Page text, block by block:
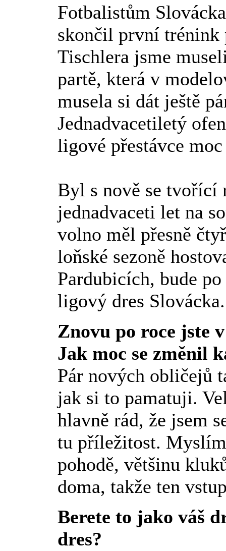
Fotbalistům Slovácka
skončil první trénink
Tischlera jsme
partě, která v
musela si dát ještě
Jednadvacetiletý
ligové přestávce
Byl s nově se tvořící
jednadvaceti let na
volno měl přesně
loňské sezoně
Pardubicích, bude
ligový dres Slovácka.
Znovu po roce jste
Jak moc se změnil
Pár nových obličejů
jak si to pamatuji.
hlavně rád, že jsem
tu příležitost.
pohodě, většinu
doma, takže ten
Berete to jako váš
dres?